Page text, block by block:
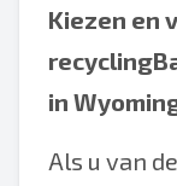
Kiezen en
in
Als u van